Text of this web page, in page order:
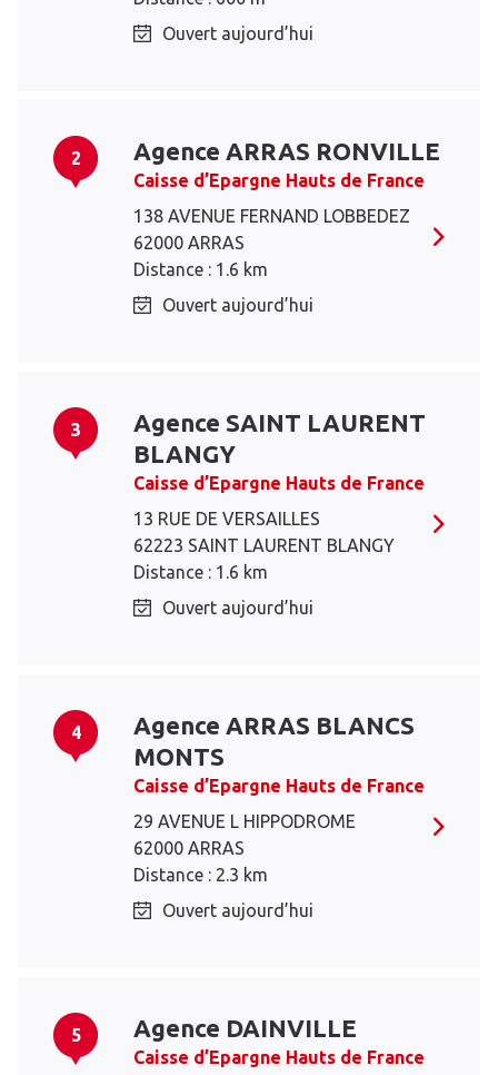
Ouvert aujourd’hui
2 Agence ARRAS RONVILLE
Caisse d’Epargne Hauts de France
138 AVENUE FERNAND LOBBEDEZ
62000 ARRAS
Distance : 1.6 km
Ouvert aujourd’hui
3
Agence SAINT LAURENT
BLANGY
Caisse d’Epargne Hauts de France
13 RUE DE VERSAILLES
62223 SAINT LAURENT BLANGY
Distance : 1.6 km
Ouvert aujourd’hui
4
Agence ARRAS BLANCS
MONTS
Caisse d’Epargne Hauts de France
29 AVENUE L HIPPODROME
62000 ARRAS
Distance : 2.3 km
Ouvert aujourd’hui
5 Agence DAINVILLE
Caisse d’Epargne Hauts de France